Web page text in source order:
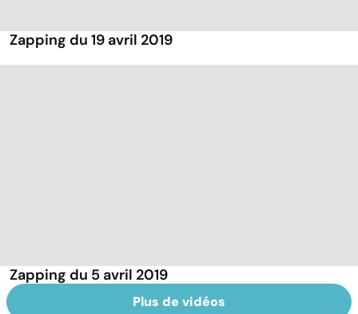
Zapping du 19 avril 2019
Zapping du 5 avril 2019
Plus de vidéos